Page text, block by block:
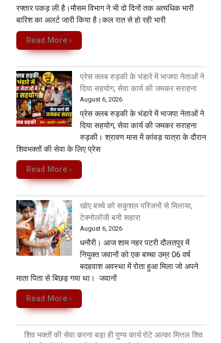
रफ्तार पकड़ ली है।मौसम विभाग ने भी दो दिनों तक अत्यधिक भारी
बारिश का अलर्ट जारी किया है।कल रात से हो रही भारी
Read More ›
प्रेस क्लब रुड़की के भंडारे में भाजपा नेताओं ने
दिया सहयोग, सेवा कार्य की जमकर सराहना
August 6, 2026
प्रेस क्लब रुड़की के भंडारे में भाजपा नेताओं ने
दिया सहयोग, सेवा कार्य की जमकर सराहना
रुड़की। श्रावण मास में कांवड़ यात्रा के दौरान
शिवभक्तों की सेवा के लिए प्रेस
Read More ›
खोए बच्चे को सकुशल परिजनों से मिलाया,
टेक्नोलॉजी बनी सहारा
August 6, 2026
धनौरी। आज शाम नहर पटरी दौलतपुर में
नियुक्त जवानों को एक बच्चा उम्र 06 वर्ष
बदहवाश अवस्था में रोता हुआ मिला जो अपने
माता पिता से बिछड़ गया था। जवानों
Read More ›
शिव भक्तों की सेवा करना बड़ा ही पुण्य कार्य:रोटे अल्का मित्तल शिव